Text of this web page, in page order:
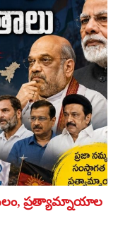
ప్రత్యామ్నాయాల